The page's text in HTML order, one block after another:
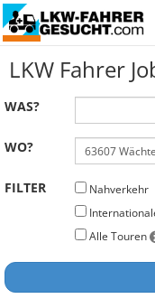
LKW Fahrer
WAS?
WO?
FILTER Nahverkehr
Alle Touren